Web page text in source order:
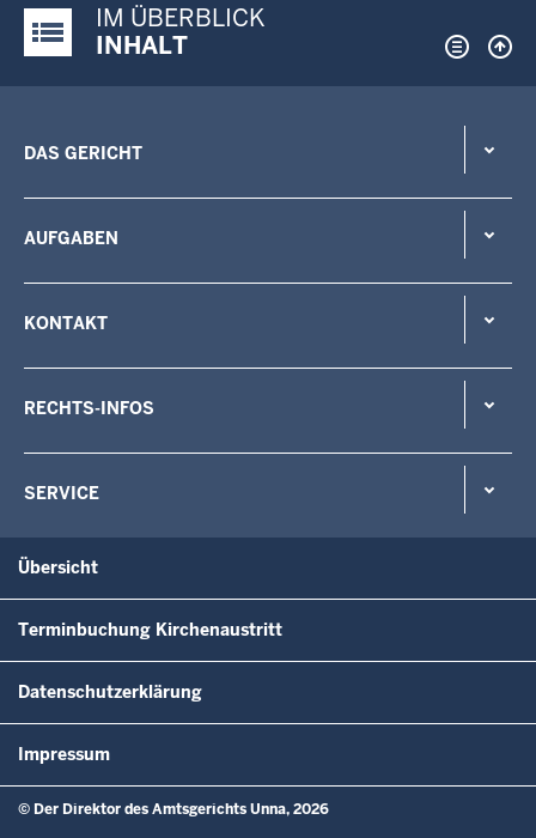
Justiz-Portal im Überblick:
IM ÜBERBLICK
INHALT
DAS GERICHT
AUFGABEN
KONTAKT
RECHTS-INFOS
SERVICE
Übersicht
Terminbuchung Kirchenaustritt
Datenschutzerklärung
Impressum
© Der Direktor des Amtsgerichts Unna, 2026